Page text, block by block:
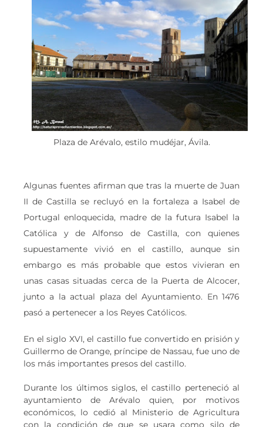
Plaza de Arévalo, estilo mudéjar, Ávila.
Algunas fuentes afirman que tras la muerte de Juan
II de Castilla se recluyó en la fortaleza a Isabel de
Portugal enloquecida, madre de la futura Isabel la
Católica y de Alfonso de Castilla, con quienes
supuestamente vivió en el castillo, aunque sin
embargo es más probable que estos vivieran en
unas casas situadas cerca de la Puerta de Alcocer,
junto a la actual plaza del Ayuntamiento. En 1476
pasó a pertenecer a los Reyes Católicos.
En el siglo XVI, el castillo fue convertido en prisión y
Guillermo de Orange, príncipe de Nassau, fue uno de
los más importantes presos del castillo.
Durante los últimos siglos, el castillo perteneció al
ayuntamiento de Arévalo quien, por motivos
económicos, lo cedió al Ministerio de Agricultura
con la condición de que se usara como silo de